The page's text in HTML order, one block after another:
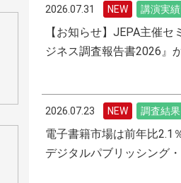
2026.07.31 講演実績
【お知らせ】JEPA主催
ジネス調査報告書2026』
2026.07.23 調査結果
電子書籍市場は前年比2.1
デジタルパブリッシング